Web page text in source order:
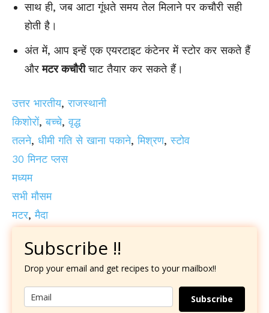
साथ ही, जब आटा गूंधते समय तेल मिलाने पर कचौरी सही
होती है।
अंत में, आप इन्हें एक एयरटाइट कंटेनर में स्टोर कर सकते हैं
औरमटर कचौरीचाट तैयार कर सकते हैं।
उत्तर भारतीय,राजस्थानी
किशोरों,बच्चे,वृद्ध
तलने, धीमी गति से खाना पकाने,मिश्रण,स्टोव
30 मिनट प्लस
मध्यम
सभी मौसम
मटर,मैदा
Subscribe !!
Drop your email and get recipes to your mailbox!!
Subscribe